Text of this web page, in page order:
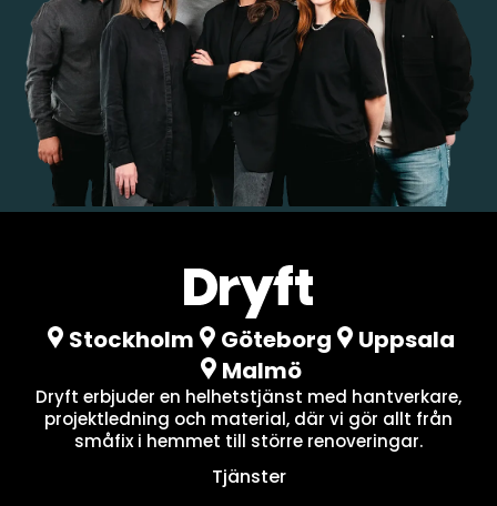
Stockholm Göteborg
Uppsala
Malmö
Dryft erbjuder en helhetstjänst med hantverkare,
projektledning och material, där vi gör allt från
småfix i hemmet till större renoveringar.
Tjänster